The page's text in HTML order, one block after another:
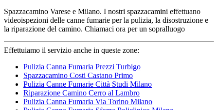
Spazzacamino Varese e Milano. I nostri spazzacamini effettuano
videoispezioni delle canne fumarie per la pulizia, la disostruzione e
la riparazione del camino. Chiamaci ora per un sopralluogo
Effettuiamo il servizio anche in queste zone:
Pulizia Canna Fumaria Prezzi Turbigo
Spazzacamino Costi Castano Primo
Pulizia Canne Fumarie Città Studi Milano
Riparazione Camino Cerro al Lambro
Pulizia Canna Fumaria Via Torino Milano